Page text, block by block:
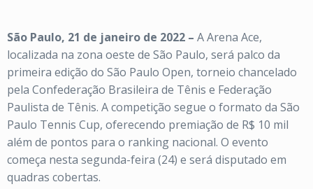
São Paulo, 21 de janeiro de 2022 – A Arena Ace,
localizada na zona oeste de São Paulo, será palco da
primeira edição do São Paulo Open, torneio chancelado
pela Confederação Brasileira de Tênis e Federação
Paulista de Tênis. A competição segue o formato da São
Paulo Tennis Cup, oferecendo premiação de R$ 10 mil
além de pontos para o ranking nacional. O evento
começa nesta segunda-feira (24) e será disputado em
quadras cobertas.